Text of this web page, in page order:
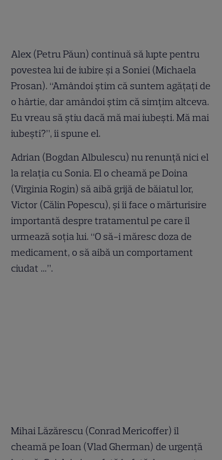
Alex (Petru Păun) continuă să lupte pentru
povestea lui de iubire și a Soniei (Michaela
Prosan). “Amândoi știm că suntem agățați de
o hârtie, dar amândoi știm că simțim altceva.
Eu vreau să știu dacă mă mai iubești. Mă mai
iubești?”, îi spune el.
Adrian (Bogdan Albulescu) nu renunță nici el
la relația cu Sonia. El o cheamă pe Doina
(Virginia Rogin) să aibă grijă de băiatul lor,
Victor (Călin Popescu), și îi face o mărturisire
importantă despre tratamentul pe care îl
urmează soția lui. “O să-i măresc doza de
medicament, o să aibă un comportament
ciudat …”.
Mihai Lăzărescu (Conrad Mericoffer) îl
cheamă pe Ioan (Vlad Gherman) de urgență